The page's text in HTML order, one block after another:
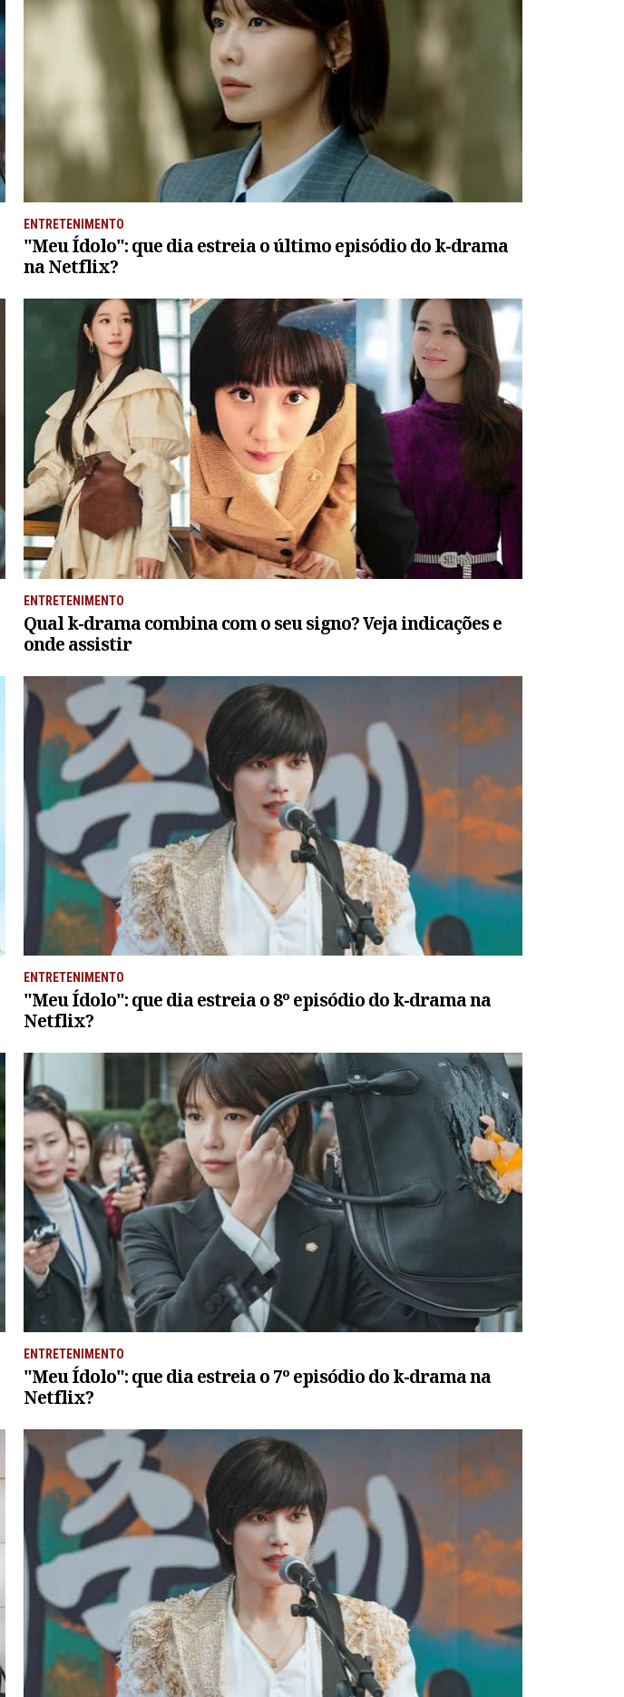
ENTRETENIMENTO
"Meu Ídolo": que dia estreia o último episódio do k-drama
na Netflix?
ENTRETENIMENTO
Qual k-drama combina com o seu signo? Veja indicações e
onde assistir
ENTRETENIMENTO
"Meu Ídolo": que dia estreia o 8º episódio do k-drama na
Netflix?
ENTRETENIMENTO
"Meu Ídolo": que dia estreia o 7º episódio do k-drama na
Netflix?